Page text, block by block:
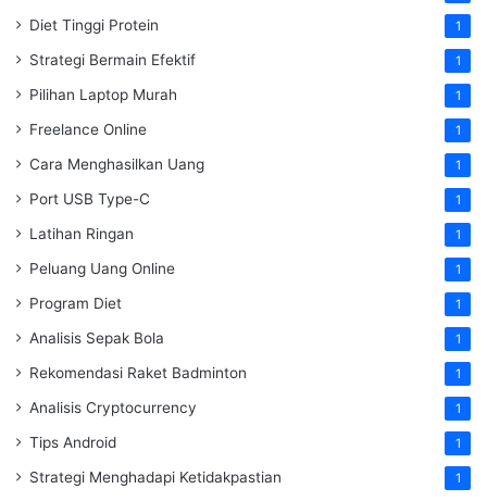
Diet Tinggi Protein 1
Strategi Bermain Efektif 1
Pilihan Laptop Murah 1
Freelance Online 1
Cara Menghasilkan Uang 1
Port USB Type-C 1
Latihan Ringan 1
Peluang Uang Online 1
Program Diet 1
Analisis Sepak Bola 1
Rekomendasi Raket Badminton 1
Analisis Cryptocurrency 1
Tips Android 1
Strategi Menghadapi Ketidakpastian 1